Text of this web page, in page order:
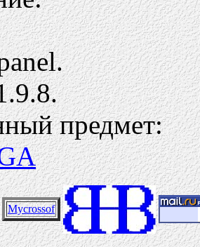
предмет:
Mycrossof